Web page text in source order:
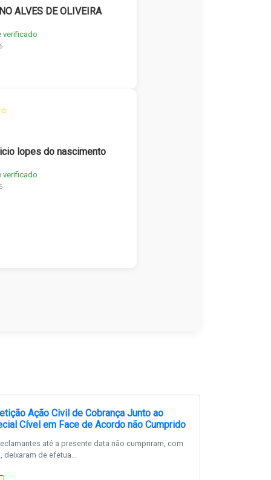
ALVES DE OLIVEIRA
verificado
lopes do nascimento
verificado
Ação Civil de Cobrança Junto ao
Cível em Face de Acordo não Cumprido
até a presente data não cumpriram, com
deixaram de efetua...